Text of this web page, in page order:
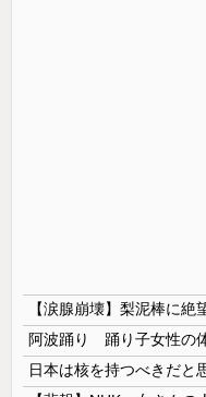
阿波踊り 踊り子女性の
日本は核を持つべきだと